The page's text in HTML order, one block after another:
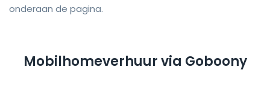
onderaan de pagina.
Mobilhomeverhuur via Goboony